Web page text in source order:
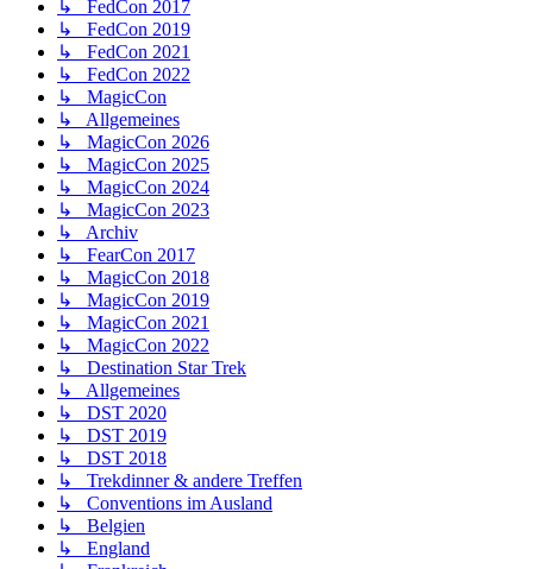
↳ FedCon 2017
↳ FedCon 2019
↳ FedCon 2021
↳ FedCon 2022
↳ MagicCon
↳ Allgemeines
↳ MagicCon 2026
↳ MagicCon 2025
↳ MagicCon 2024
↳ MagicCon 2023
↳ Archiv
↳ FearCon 2017
↳ MagicCon 2018
↳ MagicCon 2019
↳ MagicCon 2021
↳ MagicCon 2022
↳ Destination Star Trek
↳ Allgemeines
↳ DST 2020
↳ DST 2019
↳ DST 2018
↳ Trekdinner & andere Treffen
↳ Conventions im Ausland
↳ Belgien
↳ England